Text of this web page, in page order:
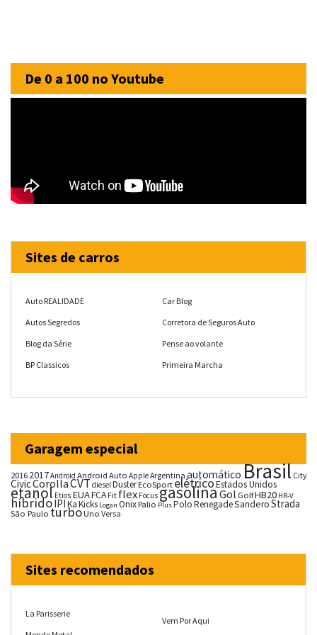
De 0 a 100 no Youtube
Sites de carros
Auto REALIDADE
Autos Segredos
Blog da Série
BP Classicos
Car Blog
Corretora de Seguros Auto
Pense ao volante
Primeira Marcha
Garagem especial
20162017Android Android Auto AppleArgentina automáticoBrasil City
CivicCorollaCVTdieselDusterEcoSportelétricoEstados Unidos
etanol Etios EUAFCA Fit flex FocusgasolinaGol GolfHB20 HR-V
híbridoIPIKaKicks Logan OnixPalio PlusPoloRenegadeSanderoStrada
São Paulo turboUno Versa
Sites recomendados
La Parisserie
Vem Por Aqui